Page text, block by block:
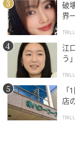
破
界
江
う
店